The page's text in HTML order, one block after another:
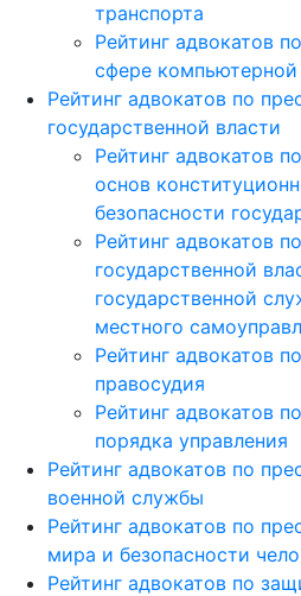
транспорта
Рейтинг адвокатов
сфере
Рейтинг адвокатов по
государственной власти
Рейтинг адвокатов
основ
безопасности
Рейтинг адвокатов
государственной
государственной
местного
Рейтинг адвокатов
правосудия
Рейтинг адвокатов
порядка управления
Рейтинг адвокатов по
военной службы
Рейтинг адвокатов по
мира и безопасности
Рейтинг адвокатов по